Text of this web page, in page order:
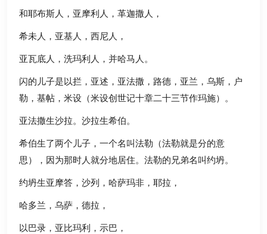
和耶布斯人，亚摩利人，革迦撒人，
希未人，亚基人，西尼人，
亚瓦底人，洗玛利人，并哈马人。
闪的儿子是以拦，亚述，亚法撒，路德，亚兰，乌斯，户
勒，基帖，米设（米设创世记十章二十三节作玛施）。
亚法撒生沙拉。沙拉生希伯。
希伯生了两个儿子，一个名叫法勒（法勒就是分的意
思），因为那时人就分地居住。法勒的兄弟名叫约坍。
约坍生亚摩答，沙列，哈萨玛非，耶拉，
哈多兰，乌萨，德拉，
以巴录，亚比玛利，示巴，